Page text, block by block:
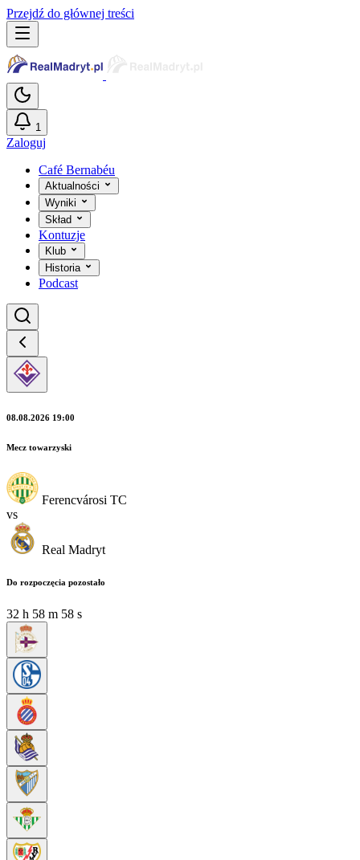
Przejdź do głównej treści
1
Zaloguj
Café Bernabéu
Aktualności
Wyniki
Skład
Kontuzje
Klub
Historia
Podcast
08.08.2026 19:00
Mecz towarzyski
Ferencvárosi TC
vs
Real Madryt
Do rozpoczęcia pozostało
32 h 58 m 56 s